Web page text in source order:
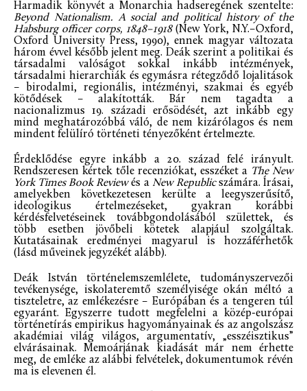
Harmadik könyvét a Monarchia hadseregének szentelte:
Beyond Nationalism. A social and political history of the
Habsburg officer corps, 1848–1918 (New York, N.Y.–Oxford,
Oxford University Press, 1990), ennek magyar változata
három évvel később jelent meg. Deák szerint a politikai és
társadalmi valóságot sokkal inkább intézmények,
társadalmi hierarchiák és egymásra rétegződő lojalitások
– birodalmi, regionális, intézményi, szakmai és egyéb
kötődések – alakították. Bár nem tagadta a
nacionalizmus 19. századi erősödését, azt inkább egy
mind meghatározóbbá váló, de nem kizárólagos és nem
mindent felülíró történeti tényezőként értelmezte.
Érdeklődése egyre inkább a 20. század felé irányult.
Rendszeresen kértek tőle recenziókat, esszéket a The New
York Times Book Reviewés a New Republicszámára. Írásai,
amelyekben következetesen kerülte a leegyszerűsítő,
ideologikus értelmezéseket, gyakran korábbi
kérdésfelvetéseinek továbbgondolásából születtek, és
több esetben jövőbeli kötetek alapjául szolgáltak.
Kutatásainak eredményei magyarul is hozzáférhetők
(lásd műveinek jegyzékét alább).
Deák István történelemszemlélete, tudományszervezői
tevékenysége, iskolateremtő személyisége okán méltó a
tiszteletre, az emlékezésre – Európában és a tengeren túl
egyaránt. Egyszerre tudott megfelelni a közép-európai
történetírás empirikus hagyományainak és az angolszász
akadémiai világ világos, argumentatív, „esszéisztikus”
elvárásainak. Memoárjának kiadását már nem érhette
meg, de emléke az alábbi felvételek, dokumentumok révén
ma is elevenen él.